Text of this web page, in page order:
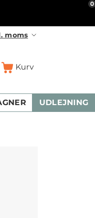
moms
Kurv
0
UDLEJNING